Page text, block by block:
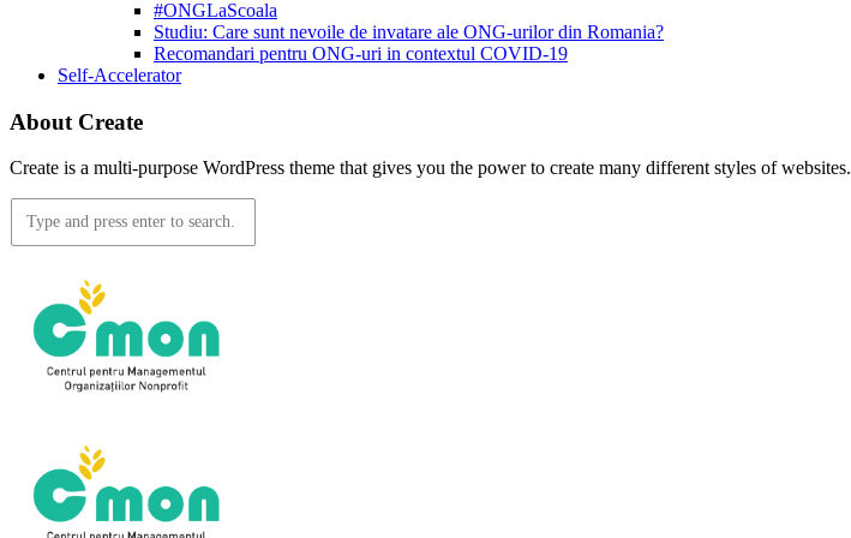
#ONGLaScoala
Studiu: Care sunt nevoile de invatare ale ONG-urilor din Romania?
Recomandari pentru ONG-uri in contextul COVID-19
Self-Accelerator
About Create
Create is a multi-purpose WordPress theme that gives you the power to create many different styles of websites.